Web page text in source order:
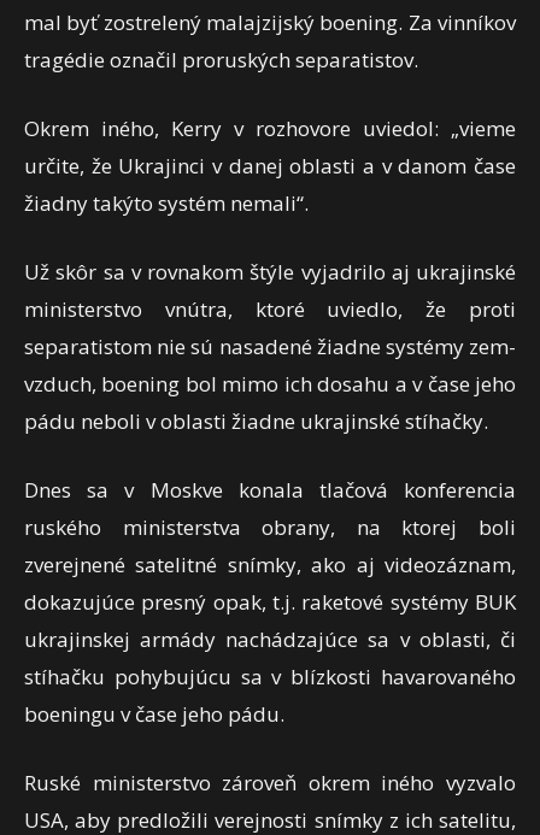
mal byť zostrelený malajzijský boening. Za vinníkov
tragédie označil proruských separatistov.
Okrem iného, Kerry v rozhovore uviedol: „vieme
určite, že Ukrajinci v danej oblasti a v danom čase
žiadny takýto systém nemali“.
Už skôr sa v rovnakom štýle vyjadrilo aj ukrajinské
ministerstvo vnútra, ktoré uviedlo, že proti
separatistom nie sú nasadené žiadne systémy zem-
vzduch, boening bol mimo ich dosahu a v čase jeho
pádu neboli v oblasti žiadne ukrajinské stíhačky.
Dnes sa v Moskve konala tlačová konferencia
ruského ministerstva obrany, na ktorej boli
zverejnené satelitné snímky, ako aj videozáznam,
dokazujúce presný opak, t.j. raketové systémy BUK
ukrajinskej armády nachádzajúce sa v oblasti, či
stíhačku pohybujúcu sa v blízkosti havarovaného
boeningu v čase jeho pádu.
Ruské ministerstvo zároveň okrem iného vyzvalo
USA, aby predložili verejnosti snímky z ich satelitu,